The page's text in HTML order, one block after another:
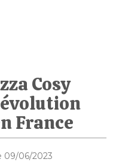
Cosy
France
09/06/2023